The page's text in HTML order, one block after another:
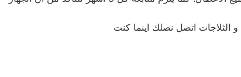
و الثلاجات اتصل نصلك اينما كنت